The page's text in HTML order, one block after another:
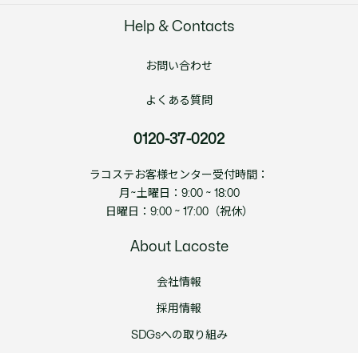
Help & Contacts
お問い合わせ
よくある質問
0120-37-0202
ラコステお客様センター受付時間：
月~土曜日：9:00 ~ 18:00
日曜日：9:00 ~ 17:00（祝休）
About Lacoste
会社情報
採用情報
SDGsへの取り組み